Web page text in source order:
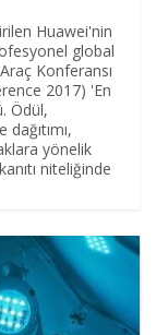
Huawei'nin
global
Konferansı
2017) 'En
Ödül,
yönelik
niteliğinde